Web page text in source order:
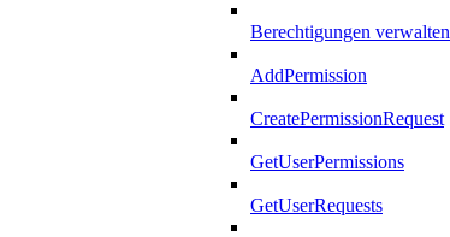
Berechtigungen verwalten
AddPermission
CreatePermissionRequest
GetUserPermissions
GetUserRequests